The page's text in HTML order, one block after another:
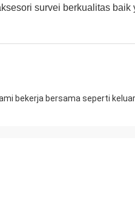
survei berkualitas
bekerja bersama seperti